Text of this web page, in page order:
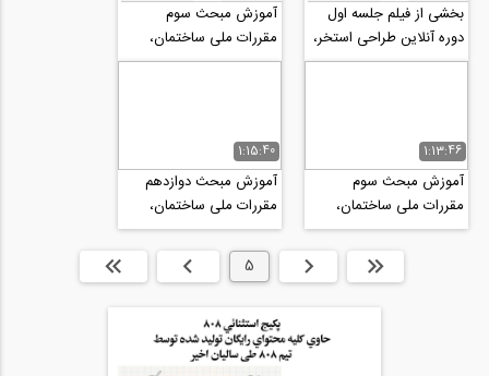
بخشی از فیلم جلسه اول
دوره آنلاین طراحی استخر،
سونا و اسپا (جکوزی)
آموزش مبحث سوم
مقررات ملی ساختمان،
حفاظت ساختمان ها در
1:13:46
آموزش مبحث سوم
مقررات ملی ساختمان،
حفاظت ساختمان ها در
برابر حریق (پارت ۱)
1:15:40
آموزش مبحث دوازدهم
مقررات ملی ساختمان،
ایمنی در حین اجرای کار-
ویژه آزمون نظام...
ابتدا قبلی 5 بعدی انتها »